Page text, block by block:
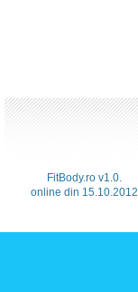
FitBody.ro v1.0.
online din 15.10.2012